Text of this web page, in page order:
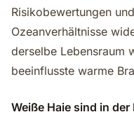
Risikobewertungen
Ozeanverhältnisse
derselbe Lebensraum
beeinflusste warme
Weiße Haie sind in